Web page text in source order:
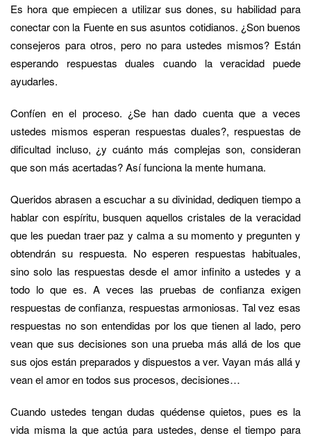
Es hora que empiecen a utilizar sus dones, su habilidad para
conectar con la Fuente en sus asuntos cotidianos. ¿Son buenos
consejeros para otros, pero no para ustedes mismos? Están
esperando respuestas duales cuando la veracidad puede
ayudarles.
Confíen en el proceso. ¿Se han dado cuenta que a veces
ustedes mismos esperan respuestas duales?, respuestas de
dificultad incluso, ¿y cuánto más complejas son, consideran
que son más acertadas? Así funciona la mente humana.
Queridos abrasen a escuchar a su divinidad, dediquen tiempo a
hablar con espíritu, busquen aquellos cristales de la veracidad
que les puedan traer paz y calma a su momento y pregunten y
obtendrán su respuesta. No esperen respuestas habituales,
sino solo las respuestas desde el amor infinito a ustedes y a
todo lo que es. A veces las pruebas de confianza exigen
respuestas de confianza, respuestas armoniosas. Tal vez esas
respuestas no son entendidas por los que tienen al lado, pero
vean que sus decisiones son una prueba más allá de los que
sus ojos están preparados y dispuestos a ver. Vayan más allá y
vean el amor en todos sus procesos, decisiones…
Cuando ustedes tengan dudas quédense quietos, pues es la
vida misma la que actúa para ustedes, dense el tiempo para